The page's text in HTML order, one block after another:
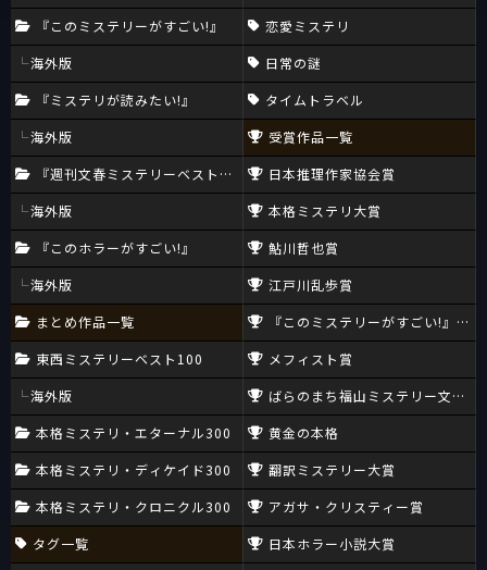
『このミステリーがすごい!』
海外版
『ミステリが読みたい!』
海外版
『週刊文春ミステリーベスト10』
海外版
『このホラーがすごい!』
海外版
まとめ作品一覧
東西ミステリーベスト100
海外版
本格ミステリ・エターナル300
本格ミステリ・ディケイド300
本格ミステリ・クロニクル300
タグ一覧
恋愛ミステリ
日常の謎
タイムトラベル
受賞作品一覧
日本推理作家協会賞
本格ミステリ大賞
鮎川哲也賞
江戸川乱歩賞
『このミステリーがすごい!』大賞
メフィスト賞
ばらのまち福山ミステリー文学新
黄金の本格
翻訳ミステリー大賞
アガサ・クリスティー賞
日本ホラー小説大賞